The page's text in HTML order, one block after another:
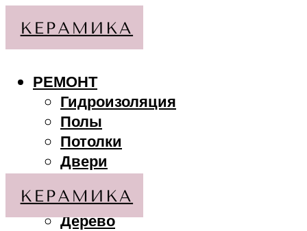
РЕМОНТ
Гидроизоляция
Полы
Потолки
Двери
МАТЕРИАЛЫ
Дерево